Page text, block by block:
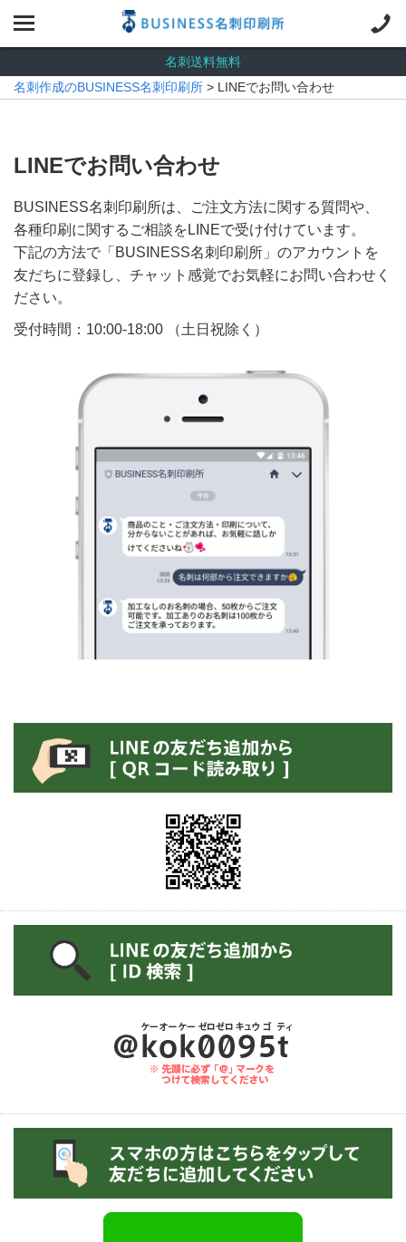
名刺送料無料
名刺作成のBUSINESS名刺印刷所 > LINEでお問い合わせ
LINEでお問い合わせ
BUSINESS名刺印刷所は、ご注文方法に関する質問や、
各種印刷に関するご相談をLINEで受け付けています。
下記の方法で「BUSINESS名刺印刷所」のアカウントを
友だちに登録し、チャット感覚でお気軽にお問い合わせく
ださい。
受付時間：10:00-18:00 （土日祝除く）